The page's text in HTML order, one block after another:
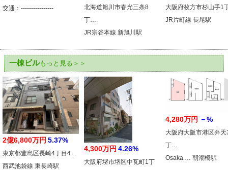
交通：----------------
北海道旭川市春光三条8
丁…
JR宗谷本線 新旭川駅
大阪府枚方市杉山手1
JR片町線 長尾駅
一棟ビルもっと見る＞＞
2億6,800万円 5.37%
東京都豊島区長崎4丁目4…
西武池袋線 東長崎駅
4,300万円 4.26%
大阪府堺市堺区中瓦町1丁
4,280万円 －%
大阪府大阪市港区弁天
丁…
Osaka … 朝潮橋駅